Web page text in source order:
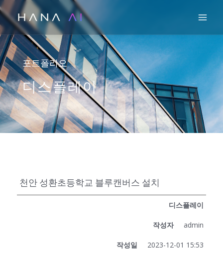
콘
텐
츠
로
건
너
뛰
기
포트폴리오
디스플레이
천안 성환초등학교 블루캔버스 설치
디스플레이
작성자 admin
작성일 2023-12-01 15:53